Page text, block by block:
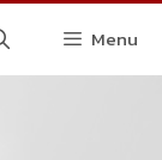
Menu